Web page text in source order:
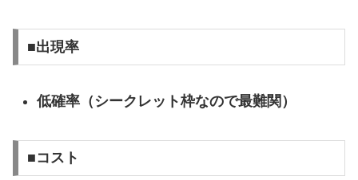
■出現率
低確率（シークレット枠なので最難関）
■コスト